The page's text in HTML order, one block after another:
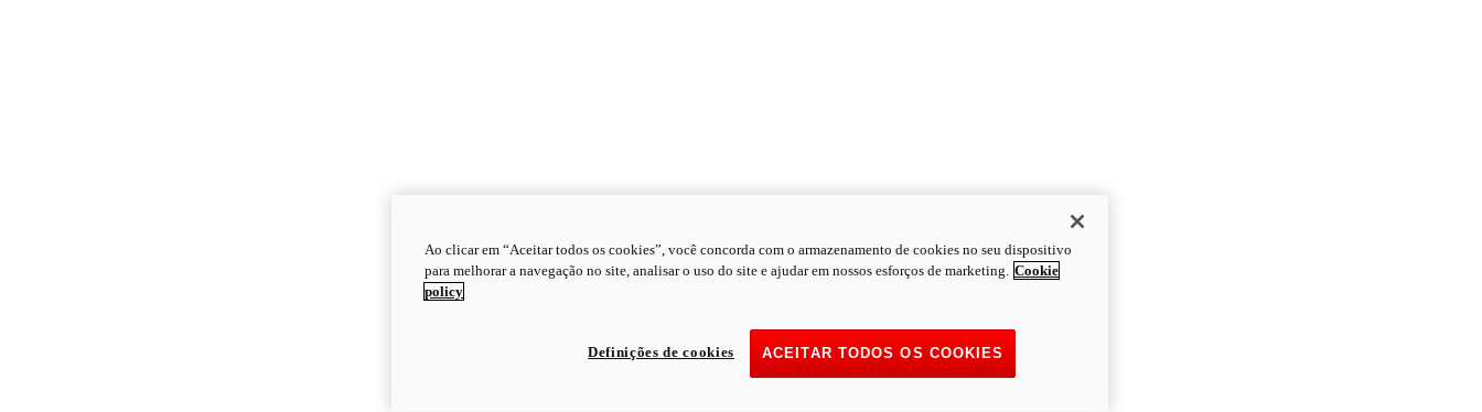
Ao clicar em “Aceitar todos os cookies”, você concorda com o armazenamento de cookies no seu dispositivo
para melhorar a navegação no site, analisar o uso do site e ajudar em nossos esforços de marketing. Cookie
policy
ACEITAR TODOS OS COOKIES
Definições de cookies